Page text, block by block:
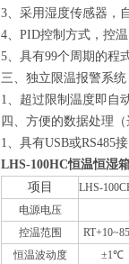
3、 采用湿度传感器，
4、 PID控制方式，控
5、 具有99个周期的程
三、 独立限温报警系
1、 超过限制温度即自
四、 方便的数据处理
1、 具有USB或RS485
LHS-100HC恒温恒湿
项目
LHS-
电源电压
控温范围
恒温波动度
±1℃